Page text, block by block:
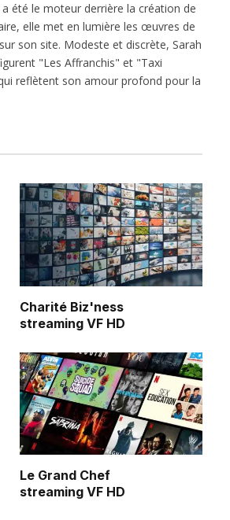
été le moteur derrière la création de
elle met en lumière les œuvres de
son site. Modeste et discrète, Sarah
"Les Affranchis" et "Taxi
reflètent son amour profond pour la
Charité Biz'ness
streaming VF HD
Le Grand Chef
streaming VF HD